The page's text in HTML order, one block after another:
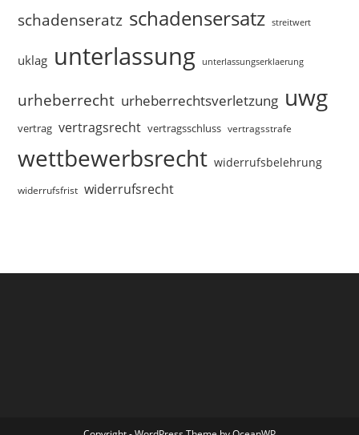
schadenseratz schadensersatz streitwert
uklag unterlassung unterlassungserklaerung
urheberrecht urheberrechtsverletzung uwg
vertrag vertragsrecht vertragsschluss vertragsstrafe
wettbewerbsrecht widerrufsbelehrung
widerrufsfrist widerrufsrecht